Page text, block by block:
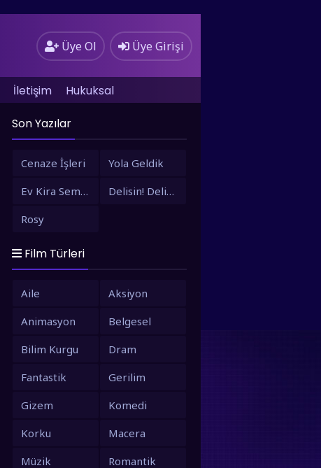
Üye Ol Üye Girişi
İletişim
Hukuksal
Son Yazılar
Cenaze İşleri
Yola Geldik
Ev Kira Semt Bizim
Delisin! Delisin!
Rosy
Film Türleri
Aile
Aksiyon
Animasyon
Belgesel
Bilim Kurgu
Dram
Fantastik
Gerilim
Gizem
Komedi
Korku
Macera
Müzik
Romantik